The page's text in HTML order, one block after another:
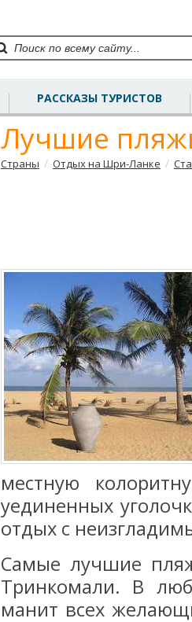
РАССКАЗЫ ТУРИСТОВ
Лучшие
Страны / Отдых на Шри-Ланке /
местную
уединенных
отдых с
Самые лучшие
Тринкомали. В
манит всех